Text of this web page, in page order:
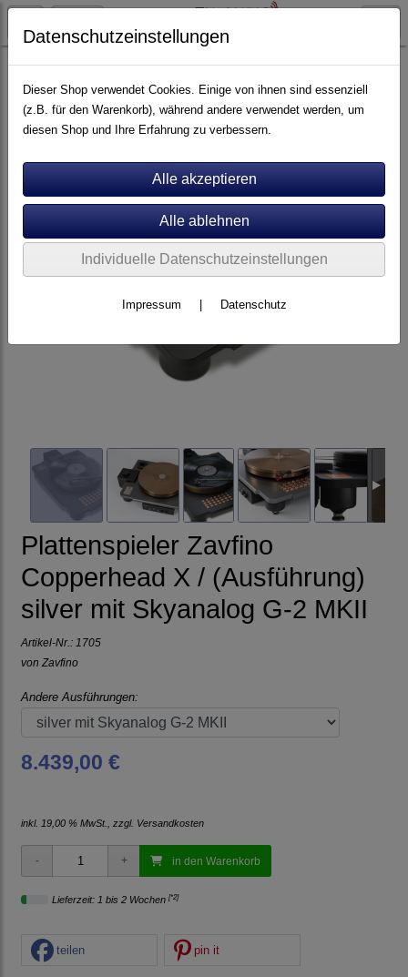
Artikel nach Marken P - Z Zavfino
Plattenspieler Zavfino
Copperhead X / (Ausführung)
silver mit Skyanalog G-2 MKII
Artikel-Nr.: 1705
von Zavfino
Andere Ausführungen:
8.439,00 €
inkl. 19,00 % MwSt., zzgl. Versandkosten
in den Warenkorb
Lieferzeit: 1 bis 2 Wochen [*2]
teilen pin it
Datenschutzeinstellungen
Dieser Shop verwendet Cookies. Einige von ihnen sind essenziell
(z.B. für den Warenkorb), während andere verwendet werden, um
diesen Shop und Ihre Erfahrung zu verbessern.
Individuelle Datenschutzeinstellungen
Impressum Datenschutz